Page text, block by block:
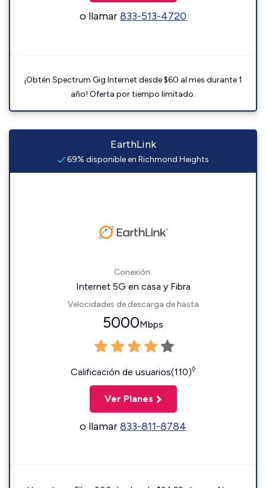
o llamar833-513-4720
¡Obtén Spectrum Gig Internet desde $60 al mes durante 1
año! Oferta por tiempo limitado.
EarthLink
69% disponible en Richmond Heights
Conexión:
Internet 5G en casa y Fibra
Velocidades de descarga de hasta
5000Mbps
Calificación de usuarios(110)◊
Ver Planes
o llamar833-811-8784